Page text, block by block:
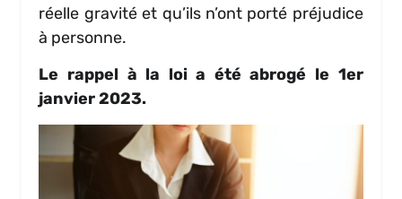
réelle gravité et qu’ils n’ont porté préjudice
à personne.
Le rappel à la loi a été abrogé le 1er
janvier 2023.